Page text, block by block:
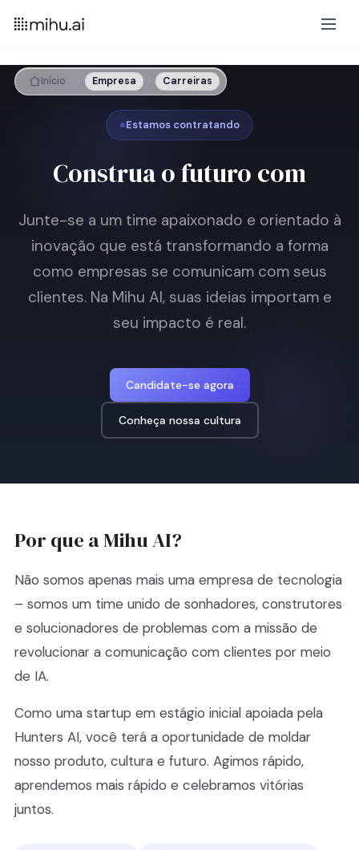
Início Empresa Carreiras
Estamos contratando
Construa o futuro com
Junte-se a um time apaixonado e orientado à
inovação que está transformando a forma
como empresas se comunicam com seus
clientes. Na Mihu AI, suas ideias importam e
seu impacto é real.
Candidate-se agora
Conheça nossa cultura
Por que a Mihu AI?
Não somos apenas mais uma empresa de tecnologia
– somos um time unido de sonhadores, construtores
e solucionadores de problemas com a missão de
revolucionar a comunicação com clientes por meio
de IA.
Como uma startup em estágio inicial apoiada pela
Hunters AI, você terá a oportunidade de moldar
nosso produto, cultura e futuro. Agimos rápido,
aprendemos mais rápido e celebramos vitórias
juntos.